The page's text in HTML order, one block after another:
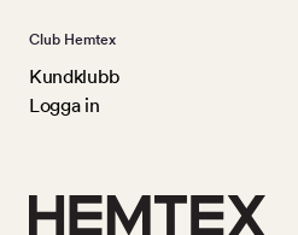
Club Hemtex
Kundklubb
Logga in